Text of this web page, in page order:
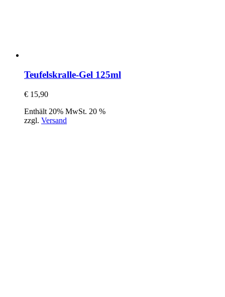
Teufelskralle-Gel 125ml
€ 15,90
Enthält 20% MwSt. 20 %
zzgl. Versand